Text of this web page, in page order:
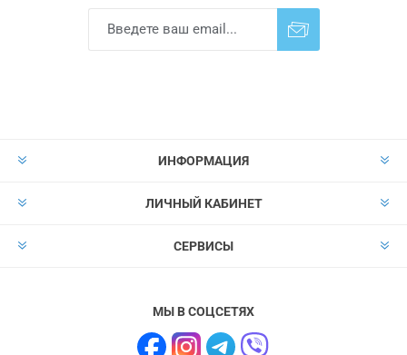
ИНФОРМАЦИЯ
ЛИЧНЫЙ КАБИНЕТ
СЕРВИСЫ
МЫ В СОЦСЕТЯХ